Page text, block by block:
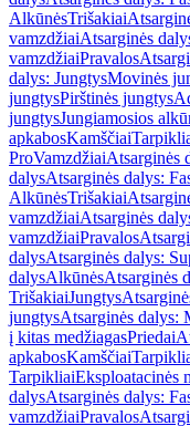
AlkūnėsTrišakiai
vamzdžiaiAtsarginės
vamzdžiaiPravalos
dalys: JungtysMovinės
jungtysPirštinės jungtys
jungtysJungiamosios
apkabosKamščiai
ProVamzdžiaiAtsarginės
dalysAtsarginės dalys:
AlkūnėsTrišakiai
vamzdžiaiAtsarginės
vamzdžiaiPravalos
dalysAtsarginės dalys:
dalysAlkūnėsAtsarginės
TrišakiaiJungtys
jungtysAtsarginės dalys:
į kitas medžiagasPriedai
apkabosKamščiai
TarpikliaiEksploatacinės
dalysAtsarginės dalys:
vamzdžiaiPravalos